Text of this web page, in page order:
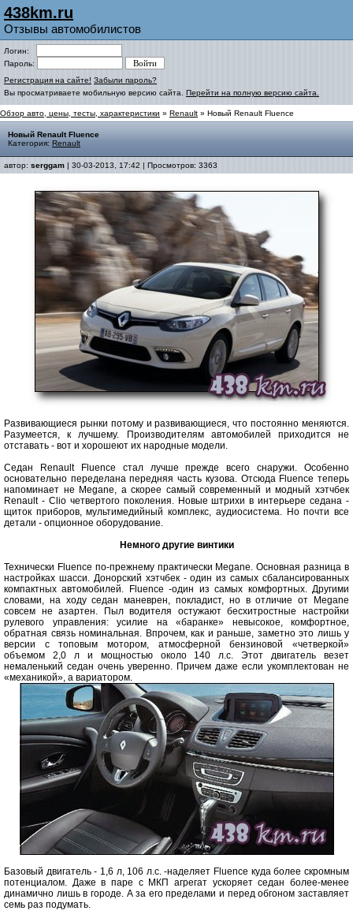
438km.ru
Отзывы автомобилистов
Логин:
Пароль:
Регистрация на сайте! Забыли пароль?
Вы просматриваете мобильную версию сайта. Перейти на полную версию сайта.
Обзор авто, цены, тесты, характеристики » Renault » Новый Renault Fluence
Новый Renault Fluence
Категория: Renault
автор: serggam | 30-03-2013, 17:42 | Просмотров: 3363
Развивающиеся рынки потому и развивающиеся, что постоянно меняются.
Разумеется, к лучшему. Производителям автомобилей приходится не
отставать - вот и хорошеют их народные модели.
Седан Renault Fluence стал лучше прежде всего снаружи. Особенно
основательно переделана передняя часть кузова. Отсюда Fluence теперь
напоминает не Megane, а скорее самый современный и модный хэтчбек
Renault - Clio четвертого поколения. Новые штрихи в интерьере седана -
щиток приборов, мультимедийный комплекс, аудиосистема. Но почти все
детали - опционное оборудование.
Немного другие винтики
Технически Fluence по-прежнему практически Megane. Основная разница в
настройках шасси. Донорский хэтчбек - один из самых сбалансированных
компактных автомобилей. Fluence -один из самых комфортных. Другими
словами, на ходу седан маневрен, покладист, но в отличие от Megane
совсем не азартен. Пыл водителя остужают бесхитростные настройки
рулевого управления: усилие на «баранке» невысокое, комфортное,
обратная связь номинальная. Впрочем, как и раньше, заметно это лишь у
версии с топовым мотором, атмосферной бензиновой «четверкой»
объемом 2,0 л и мощностью около 140 л.с. Этот двигатель везет
немаленький седан очень уверенно. Причем даже если укомплектован не
«механикой», а вариатором.
Базовый двигатель - 1,6 л, 106 л.с. -наделяет Fluence куда более скромным
потенциалом. Даже в паре с МКП агрегат ускоряет седан более-менее
динамично лишь в городе. А за его пределами и перед обгоном заставляет
семь раз подумать.